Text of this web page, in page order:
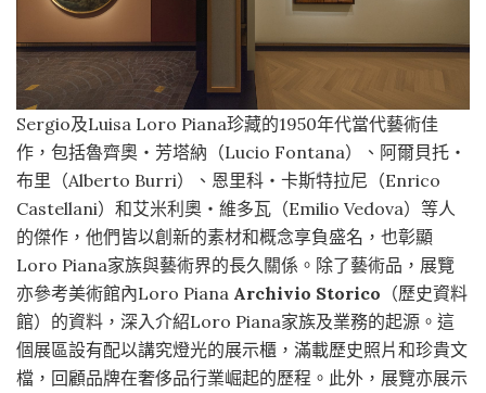
Sergio及Luisa Loro Piana珍藏的1950年代當代藝術佳
作，包括魯齊奧‧芳塔納（Lucio Fontana）、阿爾貝托‧
布里（Alberto Burri）、恩里科‧卡斯特拉尼（Enrico
Castellani）和艾米利奧‧維多瓦（Emilio Vedova）等人
的傑作，他們皆以創新的素材和概念享負盛名，也彰顯
Loro Piana家族與藝術界的長久關係。除了藝術品，展覽
亦參考美術館內Loro Piana Archivio Storico （歷史資料
館）的資料，深入介紹Loro Piana家族及業務的起源。這
個展區設有配以講究燈光的展示櫃，滿載歷史照片和珍貴文
檔，回顧品牌在奢侈品行業崛起的歷程。此外，展覽亦展示